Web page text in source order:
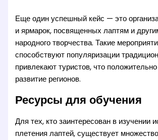
Еще один успешный кейс — это
и ярмарок, посвященных лаптям и
народного творчества. Такие
способствуют популяризации
привлекают туристов, что
развитие регионов.
Ресурсы для обучения
Для тех, кто заинтересован в изучении
плетения лаптей, существует